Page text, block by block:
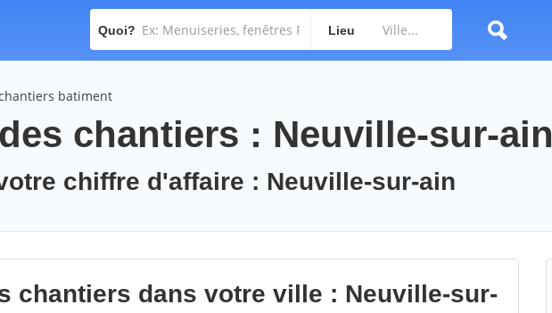
Quoi? Lieu
batiment
chantiers : Neuville-sur-ain
chiffre d'affaire : Neuville-sur-ain
chantiers dans votre ville : Neuville-sur-